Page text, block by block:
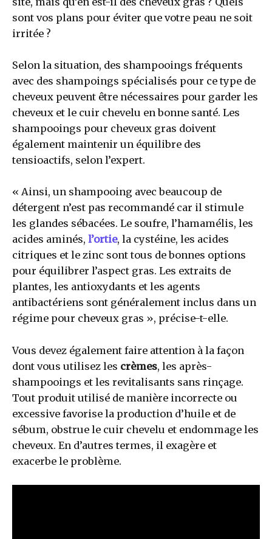
sont vos plans pour éviter que votre peau ne soit
irritée ?
Selon la situation, des shampooings fréquents
avec des shampoings spécialisés pour ce type de
cheveux peuvent être nécessaires pour garder les
cheveux et le cuir chevelu en bonne santé. Les
shampooings pour cheveux gras doivent
également maintenir un équilibre des
tensioactifs, selon l’expert.
« Ainsi, un shampooing avec beaucoup de
détergent n’est pas recommandé car il stimule
les glandes sébacées. Le soufre, l’hamamélis, les
acides aminés, l’ortie, la cystéine, les acides
citriques et le zinc sont tous de bonnes options
pour équilibrer l’aspect gras. Les extraits de
plantes, les antioxydants et les agents
antibactériens sont généralement inclus dans un
régime pour cheveux gras », précise-t-elle.
Vous devez également faire attention à la façon
dont vous utilisez les crèmes, les après-
shampooings et les revitalisants sans rinçage.
Tout produit utilisé de manière incorrecte ou
excessive favorise la production d’huile et de
sébum, obstrue le cuir chevelu et endommage les
cheveux. En d’autres termes, il exagère et
exacerbe le problème.